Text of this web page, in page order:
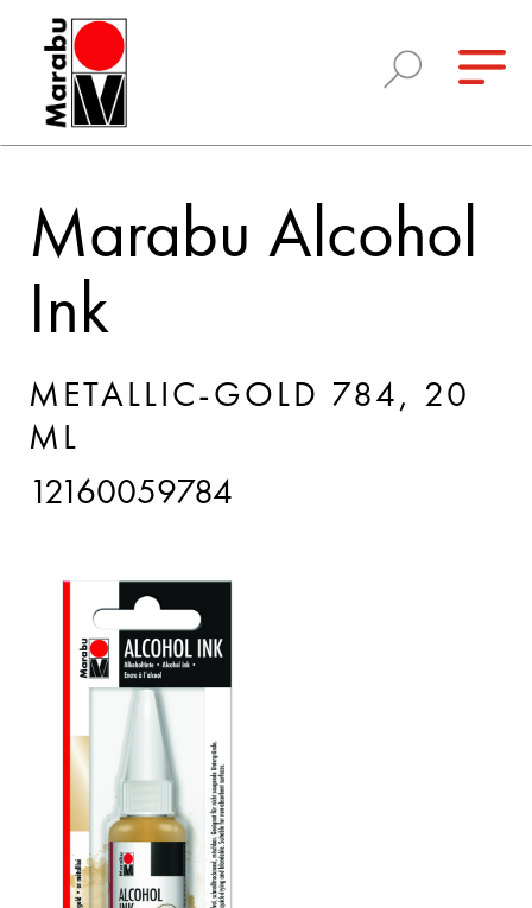
Marabu Alcohol
Ink
METALLIC-GOLD 784, 20
ML
12160059784